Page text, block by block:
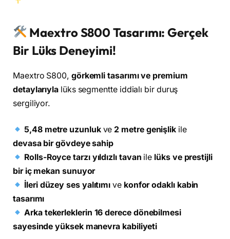
Maextro S800 Tasarımı: Gerçek
Bir Lüks Deneyimi!
Maextro S800, görkemli tasarımı ve premium
detaylarıyla lüks segmentte iddialı bir duruş
sergiliyor.
5,48 metre uzunlukve 2 metre genişlik ile
devasa bir gövdeye sahip
Rolls-Royce tarzı yıldızlı tavan ile lüks ve prestijli
bir iç mekan sunuyor
İleri düzey ses yalıtımı ve konfor odaklı kabin
tasarımı
Arka tekerleklerin 16 derece dönebilmesi
sayesinde yüksek manevra kabiliyeti